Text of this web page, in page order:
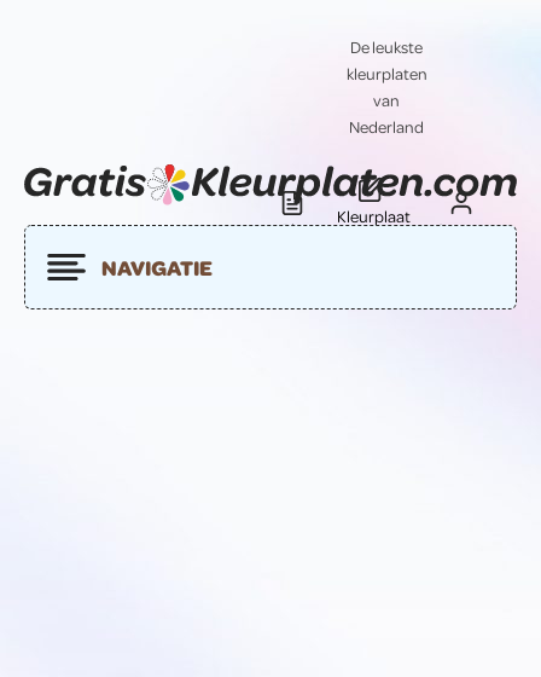
De leukste
kleurplaten
van
Nederland
Blog
Kleurplaat
Contact
NAVIGATIE